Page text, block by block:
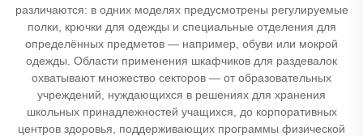
различаются: в одних моделях предусмотрены регулируемые
полки, крючки для одежды и специальные отделения для
определённых предметов — например, обуви или мокрой
одежды. Области применения шкафчиков для раздевалок
охватывают множество секторов — от образовательных
учреждений, нуждающихся в решениях для хранения
школьных принадлежностей учащихся, до корпоративных
центров здоровья, поддерживающих программы физической